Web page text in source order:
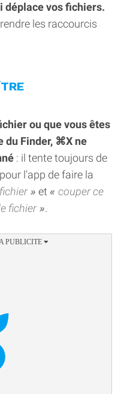
déplace vos fichiers.
les raccourcis
ou que vous êtes
du Finder, ⌘X ne
: il tente toujours de
l'app de faire la
et
couper ce
fichier
.